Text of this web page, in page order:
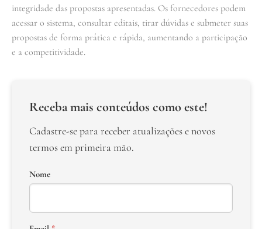
integridade das propostas apresentadas. Os fornecedores podem
acessar o sistema, consultar editais, tirar dúvidas e submeter suas
propostas de forma prática e rápida, aumentando a participação
e a competitividade.
Receba mais conteúdos como este!
Cadastre-se para receber atualizações e novos
termos em primeira mão.
Nome